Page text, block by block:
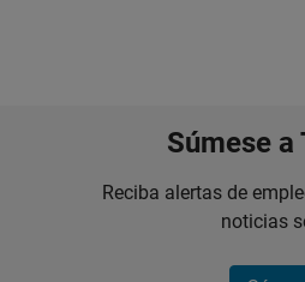
Súmese
Reciba alertas de
noticias